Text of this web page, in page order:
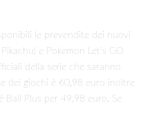
le prevendite dei nuovi
e Pokemon Let’s GO
della serie che saranno
dei giochi è 60,98 euro inoltre
Ball Plus per 49,98 euro. Se